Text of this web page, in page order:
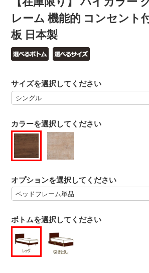
レーム 機能的 コンセント
板 日本製
カラーを選択してください
サイズを選択してください
オプションを選択してください
ボトムを選択してください